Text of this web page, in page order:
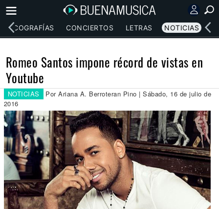
DISCOGRAFÍAS CONCIERTOS LETRAS NOTICIAS
Romeo Santos impone récord de vistas en
Youtube
NOTICIAS
Por Ariana A. Berroteran Pino | Sábado, 16 de julio de
2016